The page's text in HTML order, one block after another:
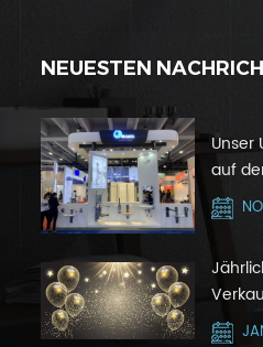
NEUESTEN
Unser
auf
Hair